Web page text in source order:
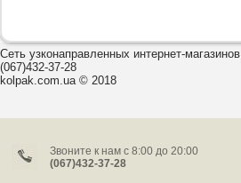
Сеть узконаправленных интернет-магазинов
(067)432-37-28
kolpak.com.ua © 2018
Звоните к нам c 8:00 до 20:00
(067)432-37-28